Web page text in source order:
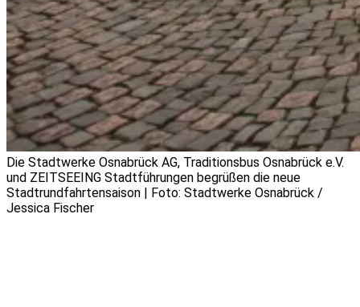
Die Stadtwerke Osnabrück AG, Traditionsbus Osnabrück e.V.
und ZEITSEEING Stadtführungen begrüßen die neue
Stadtrundfahrtensaison | Foto: Stadtwerke Osnabrück /
Jessica Fischer